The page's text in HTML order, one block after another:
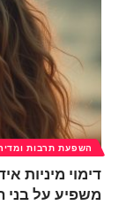
השפעת תרבות
דימוי מיניות
משפיע על בני